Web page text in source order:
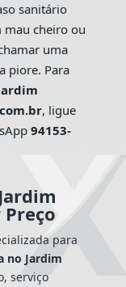
sanitário
mau cheiro ou
uma
piore. Para
, ligue
94153-
para
no Jardim
serviço